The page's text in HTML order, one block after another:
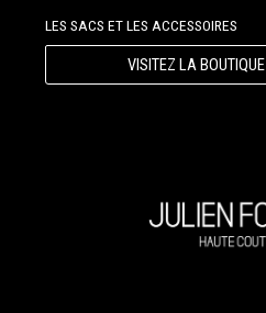
LES SACS ET LES ACCESSOIRES
VISITEZ LA BOUTIQUE